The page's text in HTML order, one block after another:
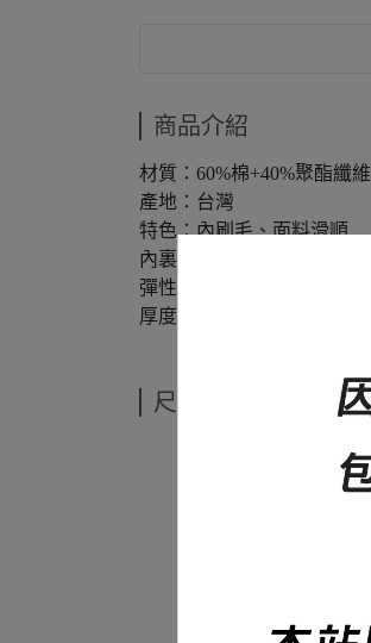
商品介紹
材質：60%棉+40%聚酯纖維
產地：台灣
特色：內刷毛、面料滑順
內裏：內刷毛
彈性：無
厚度：420碼重
尺寸說明